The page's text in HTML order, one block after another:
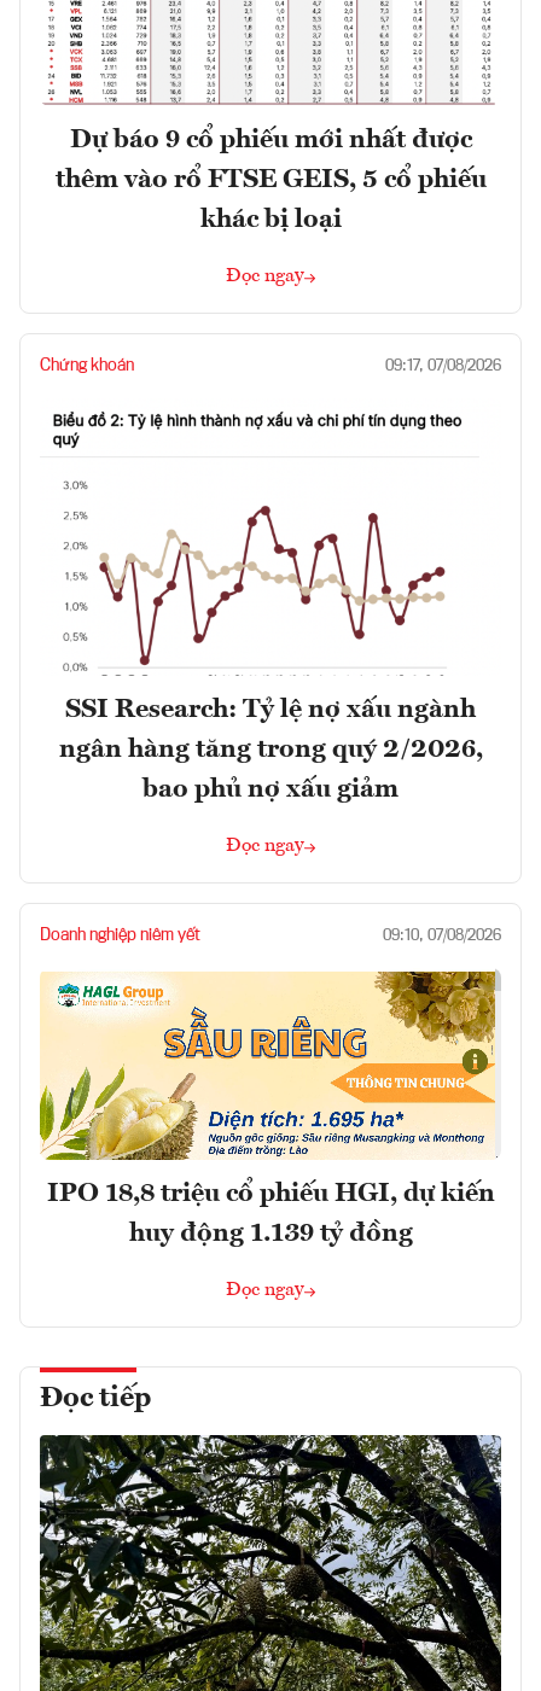
Dự báo 9 cổ phiếu mới nhất được
thêm vào rổ FTSE GEIS, 5 cổ phiếu
khác bị loại
Đọc ngay
Chứng khoán 09:17, 07/08/2026
SSI Research: Tỷ lệ nợ xấu ngành
ngân hàng tăng trong quý 2/2026,
bao phủ nợ xấu giảm
Đọc ngay
Doanh nghiệp niêm yết 09:10, 07/08/2026
IPO 18,8 triệu cổ phiếu HGI, dự kiến
huy động 1.139 tỷ đồng
Đọc ngay
Đọc tiếp